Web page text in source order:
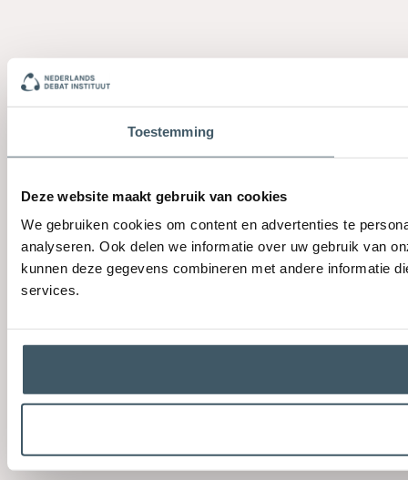
Toestemming
Deze website maakt gebruik van cookies
We gebruiken cookies om content en advertenties te
analyseren. Ook delen we informatie over uw gebruik van
kunnen deze gegevens combineren met andere informatie
services.